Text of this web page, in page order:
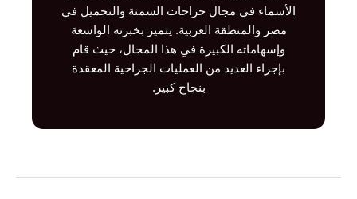
الأسماء في مجال جراحات السمنة والتجميل في
مصر والمنطقة العربية. يتميز بخبرته الواسعة
وإسهاماته الكبيرة في هذا المجال، حيث قام
بإجراء العديد من العمليات الجراحية المعقدة
بنجاح كبير.